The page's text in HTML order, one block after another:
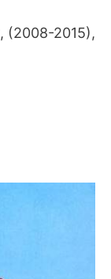
, (2008-2015),